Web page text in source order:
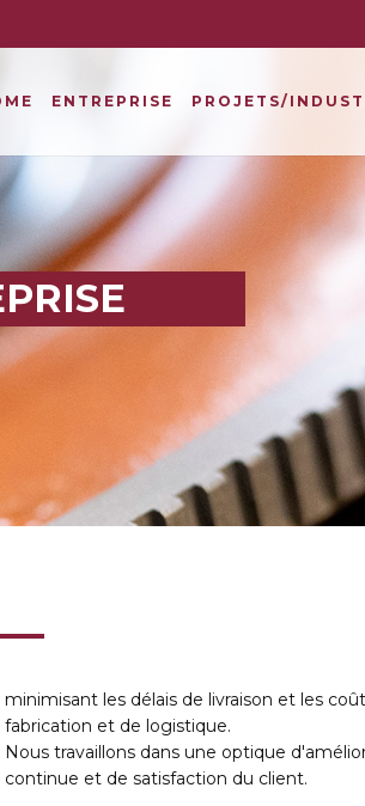
ENTREPRISE PROJETS/
fabrication et de logistique.
Nous travaillons dans une optique
continue et de satisfaction du client.